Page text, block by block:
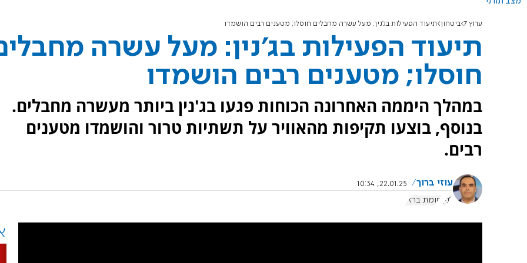
ערוץ 7 ביטחון תיעוד הפעילות בג'נין: מעל עשרה מחבלים חוסלו; מטענים רבים הושמדו
תיעוד הפעילות בג'נין: מעל עשרה
חוסלו; מטענים רבים הושמדו
במהלך היממה האחרונה הכוחות פגעו בג'נין ביותר מעשרה מחבלים.
בנוסף, בוצעו תקיפות מהאוויר על תשתיות טרור והושמדו מטענים
רבים.
עוזי ברוך
22.01.25, 10:34
ג'נין
חומת ברזל